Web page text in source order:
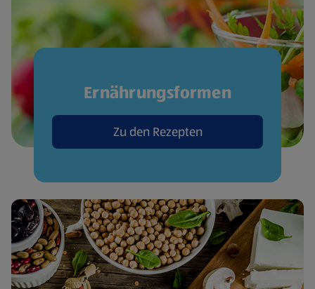
Ernährungsformen
Zu den Rezepten